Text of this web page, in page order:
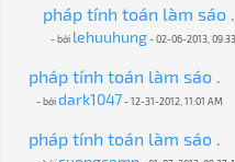
pháp tính toán làm sáo .
- bởi lehuuhung- 02-06-2013,
pháp tính toán làm sáo .
- bởidark1047 - 12-31-2012, 11:01 AM
pháp tính toán làm sáo .